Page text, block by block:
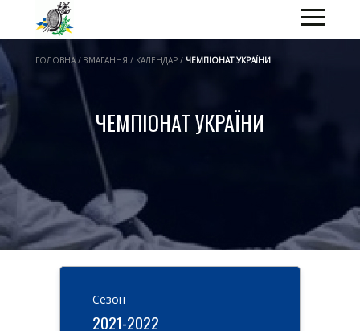
ГОЛОВНА / ЗМАГАННЯ / КАЛЕНДАР / ЧЕМПІОНАТ УКРАЇНИ
ЧЕМПІОНАТ УКРАЇНИ
Cезон
2021-2022